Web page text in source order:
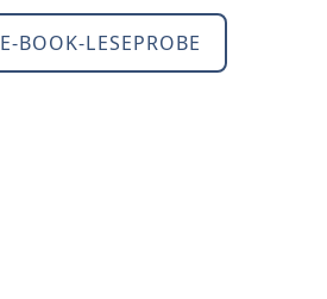
E-BOOK-LESEPROBE